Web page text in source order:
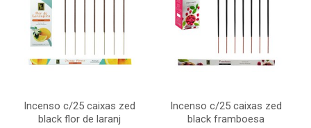
Incenso c/25 caixas zed
black flor de laranj
Incenso c/25 caixas zed
black framboesa